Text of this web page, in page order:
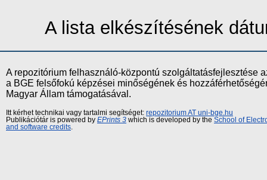
A lista elkészítésének
A repozitórium felhasználó-központú szolgáltatásfejlesztése
a BGE felsőfokú képzései minőségének és
Magyar Állam támogatásával.
Itt kérhet technikai vagy tartalmi segítséget: repozitorium AT uni-bge.hu
Publikációtár is powered by EPrints 3 which is developed by the School of
and software credits